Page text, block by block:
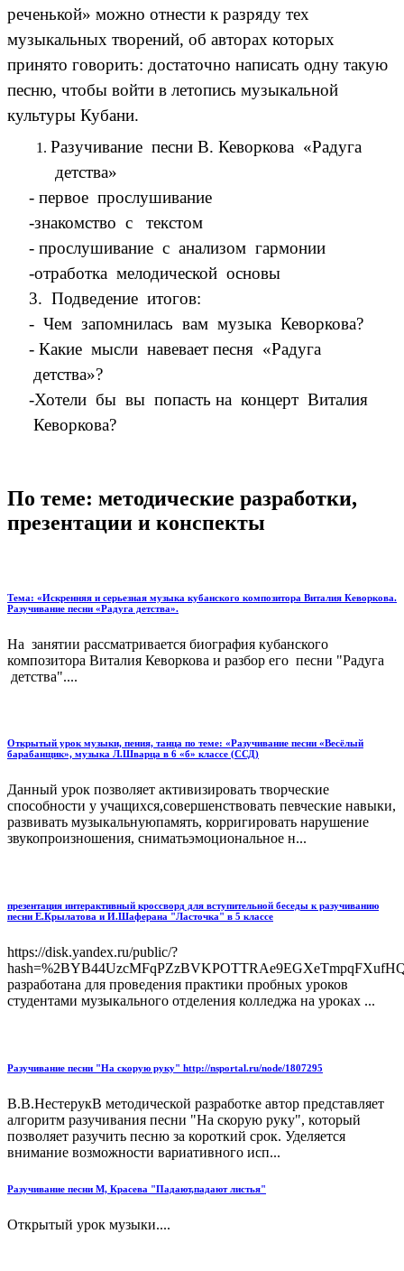
реченькой» можно отнести к разряду тех
музыкальных творений, об авторах которых
принято говорить: достаточно написать одну такую
песню, чтобы войти в летопись музыкальной
культуры Кубани.
Разучивание песни В. Кеворкова «Радуга
детства»
- первое прослушивание
-знакомство с текстом
- прослушивание с анализом гармонии
-отработка мелодической основы
3. Подведение итогов:
- Чем запомнилась вам музыка Кеворкова?
- Какие мысли навевает песня «Радуга
детства»?
-Хотели бы вы попасть на концерт Виталия
Кеворкова?
По теме: методические разработки,
презентации и конспекты
Тема: «Искренняя и серьезная музыка кубанского композитора Виталия Кеворкова.
Разучивание песни «Радуга детства».
На занятии рассматривается биография кубанского
композитора Виталия Кеворкова и разбор его песни "Радуга
детства"....
Открытый урок музыки, пения, танца по теме: «Разучивание песни «Весёлый
барабанщик», музыка Л.Шварца в 6 «б» классе (ССД)
Данный урок позволяет активизировать творческие
способности у учащихся,совершенствовать певческие навыки,
развивать музыкальнуюпамять, корригировать нарушение
звукопроизношения, сниматьэмоциональное н...
презентация интерактивный кроссворд для вступительной беседы к разучиванию
песни Е.Крылатова и И.Шаферана "Ласточка" в 5 классе
https://disk.yandex.ru/public/?
разработана для проведения практики пробных уроков
студентами музыкального отделения колледжа на уроках ...
Разучивание песни "На скорую руку" http://nsportal.ru/node/1807295
В.В.НестерукВ методической разработке автор представляет
алгоритм разучивания песни "На скорую руку", который
позволяет разучить песню за короткий срок. Уделяется
внимание возможности вариативного исп...
Разучивание песни М, Красева "Падают,падают листья"
Открытый урок музыки....